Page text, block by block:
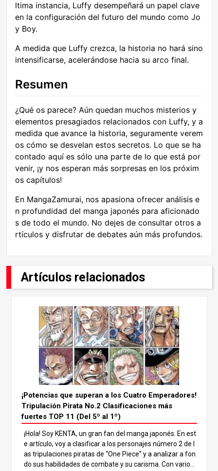
ltima instancia, Luffy desempeñará un papel clave
en la configuración del futuro del mundo como Jo
y Boy.
A medida que Luffy crezca, la historia no hará sino
intensificarse, acelerándose hacia su arco final.
Resumen
¿Qué os parece? Aún quedan muchos misterios y
elementos presagiados relacionados con Luffy, y a
medida que avance la historia, seguramente verem
os cómo se desvelan estos secretos. Lo que se ha
contado aquí es sólo una parte de lo que está por
venir, ¡y nos esperan más sorpresas en los próxim
os capítulos!
En MangaZamurai, nos apasiona ofrecer análisis e
n profundidad del manga japonés para aficionado
s de todo el mundo. No dejes de consultar otros a
rtículos y disfrutar de debates aún más profundos.
Artículos relacionados
¡Potencias que superan a los Cuatro Emperadores!
Tripulación Pirata No.2 Clasificaciones más
fuertes TOP 11 (Del 5º al 1º)
¡Hola! Soy KENTA, un gran fan del manga japonés. En est
e artículo, voy a clasificar a los personajes número 2 de l
as tripulaciones piratas de “One Piece” y a analizar a fon
do sus habilidades de combate y su carisma. Con varios